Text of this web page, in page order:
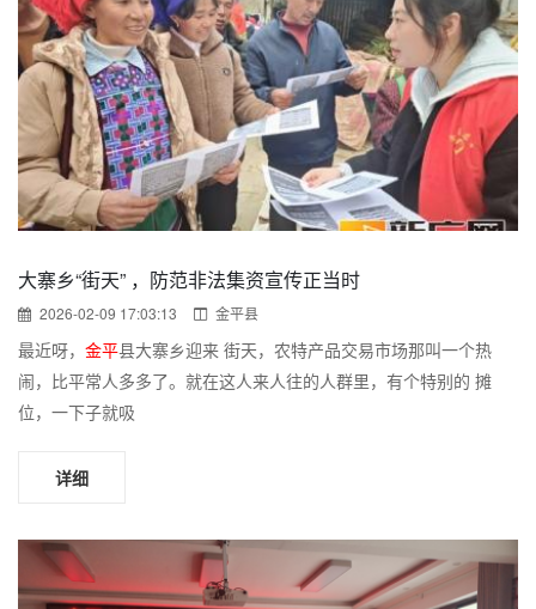
大寨乡“街天” ，防范非法集资宣传正当时
2026-02-09 17:03:13 金平县
最近呀， 金平县大寨乡迎来 街天，农特产品交易市场那叫一个热
闹，比平常人多多了。就在这人来人往的人群里，有个特别的 摊
位，一下子就吸
详细